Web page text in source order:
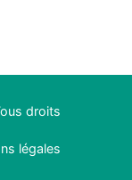
droits
légales